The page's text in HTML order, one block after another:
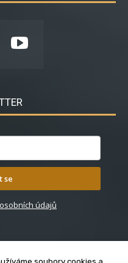
se
údajů